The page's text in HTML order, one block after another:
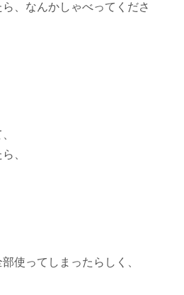
、なんかしゃべってくださ
、
使ってしまったらしく、